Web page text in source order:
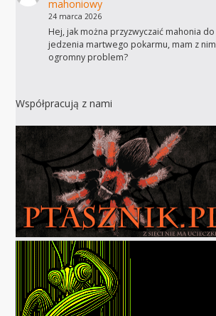
mahoniowy
24 marca 2026
Hej, jak można przyzwyczaić mahonia do
jedzenia martwego pokarmu, mam z nim
ogromny problem?
Współpracują z nami